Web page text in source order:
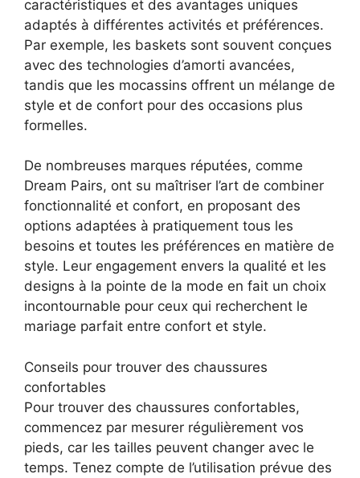
caractéristiques et des avantages uniques
adaptés à différentes activités et préférences.
Par exemple, les baskets sont souvent conçues
avec des technologies d’amorti avancées,
tandis que les mocassins offrent un mélange de
style et de confort pour des occasions plus
formelles.
De nombreuses marques réputées, comme
Dream Pairs, ont su maîtriser l’art de combiner
fonctionnalité et confort, en proposant des
options adaptées à pratiquement tous les
besoins et toutes les préférences en matière de
style. Leur engagement envers la qualité et les
designs à la pointe de la mode en fait un choix
incontournable pour ceux qui recherchent le
mariage parfait entre confort et style.
Conseils pour trouver des chaussures
confortables
Pour trouver des chaussures confortables,
commencez par mesurer régulièrement vos
pieds, car les tailles peuvent changer avec le
temps. Tenez compte de l’utilisation prévue des